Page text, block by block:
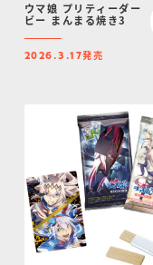
ウマ娘 プリティーダー
ビー まんまる焼き3
2026.3.17発売